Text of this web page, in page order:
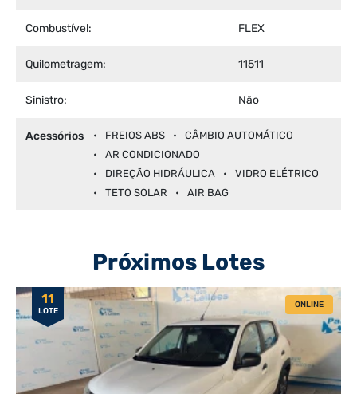
Combustível: FLEX
Quilometragem: 11511
Sinistro: Não
Acessórios FREIOS ABS
CÂMBIO AUTOMÁTICO
AR CONDICIONADO
DIREÇÃO HIDRÁULICA
VIDRO ELÉTRICO
TETO SOLAR
AIR BAG
Próximos Lotes
11
LOTE
ONLINE